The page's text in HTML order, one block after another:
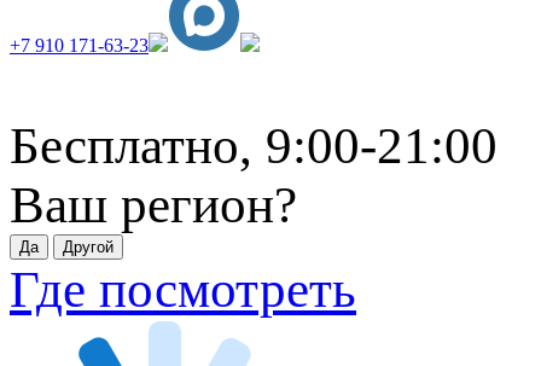
+7 910 171-63-23
Бесплатно, 9:00-21:00
Ваш регион?
Где посмотреть